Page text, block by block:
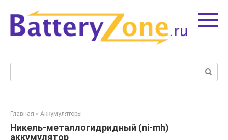
контенту
Поиск:
Главная » Аккумуляторы
Никель-металлогидридный (ni-mh)
аккумулятор